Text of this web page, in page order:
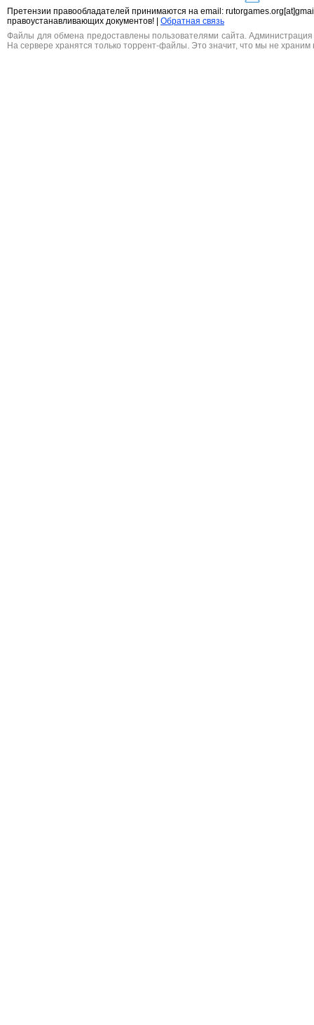
Претензии правообладателей принимаются на email:
правоустанавливающих документов! |
Обратная связь
Файлы для обмена предоставлены пользователями сайта. Администрация
На сервере хранятся только торрент-файлы. Это значит, что мы не